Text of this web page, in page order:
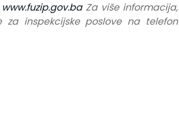
www.fuzip.gov.ba Za više informacija,
inspekcijske poslove na telefon